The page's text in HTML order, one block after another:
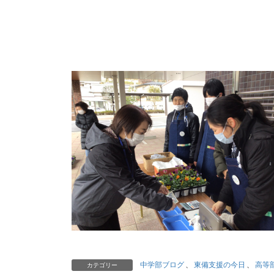
カテゴリー 中学部ブログ 、 東備支援の今日 、 高等